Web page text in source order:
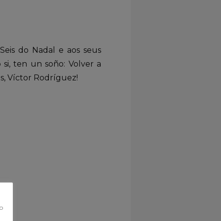
do Nadal e aos seus
ten un soño: Volver a
Víctor Rodríguez!